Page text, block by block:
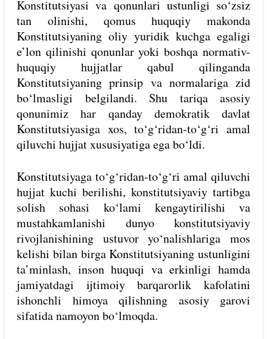
Konstitutsiyasi va qonunlari ustunligi so‘zsiz
tan olinishi, qomus huquqiy makonda
Konstitutsiyaning oliy yuridik kuchga egaligi
e’lon qilinishi qonunlar yoki boshqa normativ-
huquqiy hujjatlar qabul qilinganda
Konstitutsiyaning prinsip va normalariga zid
bo‘lmasligi belgilandi. Shu tariqa asosiy
qonunimiz har qanday demokratik davlat
Konstitutsiyasiga xos, to‘g‘ridan-to‘g‘ri amal
qiluvchi hujjat xususiyatiga ega bo‘ldi.
Konstitutsiyaga to‘g‘ridan-to‘g‘ri amal qiluvchi
hujjat kuchi berilishi, konstitutsiyaviy tartibga
solish sohasi ko‘lami kengaytirilishi va
mustahkamlanishi dunyo konstitutsiyaviy
rivojlanishining ustuvor yo‘nalishlariga mos
kelishi bilan birga Konstitutsiyaning ustunligini
ta’minlash, inson huquqi va erkinligi hamda
jamiyatdagi ijtimoiy barqarorlik kafolatini
ishonchli himoya qilishning asosiy garovi
sifatida namoyon bo‘lmoqda.